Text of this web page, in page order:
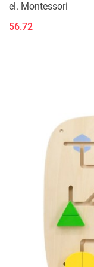
el. Montessori
56.72